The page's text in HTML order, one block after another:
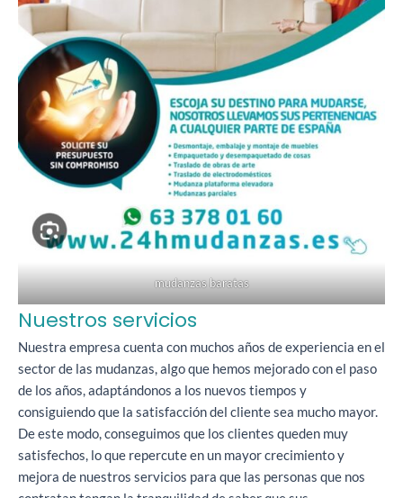
mudanzas baratas
Nuestros servicios
Nuestra empresa cuenta con muchos años de experiencia en el
sector de las mudanzas, algo que hemos mejorado con el paso
de los años, adaptándonos a los nuevos tiempos y
consiguiendo que la satisfacción del cliente sea mucho mayor.
De este modo, conseguimos que los clientes queden muy
satisfechos, lo que repercute en un mayor crecimiento y
mejora de nuestros servicios para que las personas que nos